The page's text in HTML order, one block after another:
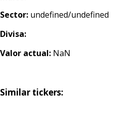
Sector: undefined/undefined
Divisa:
Valor actual: NaN
Similar tickers: